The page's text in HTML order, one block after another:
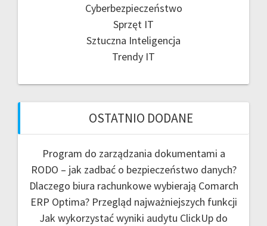
Cyberbezpieczeństwo
Sprzęt IT
Sztuczna Inteligencja
Trendy IT
OSTATNIO DODANE
Program do zarządzania dokumentami a
RODO – jak zadbać o bezpieczeństwo danych?
Dlaczego biura rachunkowe wybierają Comarch
ERP Optima? Przegląd najważniejszych funkcji
Jak wykorzystać wyniki audytu ClickUp do